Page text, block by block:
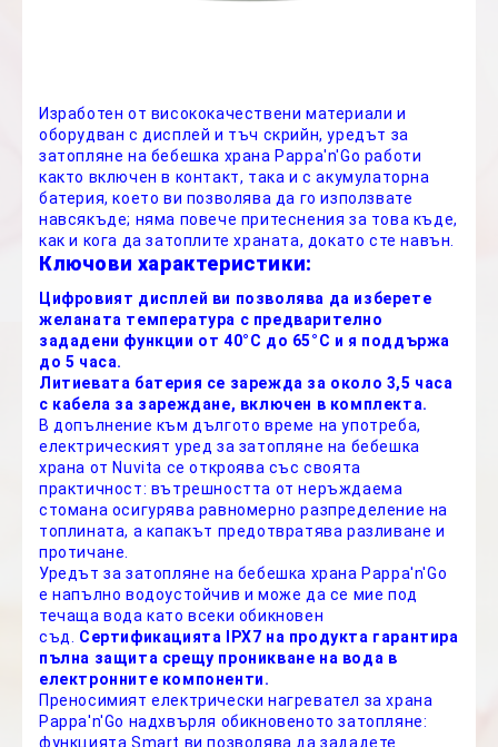
Изработен от висококачествени материали и
оборудван с дисплей и тъч скрийн, уредът за
затопляне на бебешка храна Pappa'n'Go работи
както включен в контакт, така и с акумулаторна
батерия, което ви позволява да го използвате
навсякъде; няма повече притеснения за това къде,
как и кога да затоплите храната, докато сте навън.
Ключови характеристики:
Цифровият дисплей ви позволява да изберете
желаната температура с предварително
зададени функции от 40°C до 65°C и я поддържа
до 5 часа.
Литиевата батерия се зарежда за около 3,5 часа
с кабела за зареждане, включен в комплекта.
В допълнение към дългото време на употреба,
електрическият уред за затопляне на бебешка
храна от Nuvita се откроява със своята
практичност: вътрешността от неръждаема
стомана осигурява равномерно разпределение на
топлината, а капакът предотвратява разливане и
протичане.
Уредът за затопляне на бебешка храна Pappa'n'Go
е напълно водоустойчив и може да се мие под
течаща вода като всеки обикновен
съд. Сертификацията IPX7 на продукта гарантира
пълна защита срещу проникване на вода в
електронните компоненти.
Преносимият електрически нагревател за храна
Pappa'n'Go надхвърля обикновеното затопляне:
функцията Smart ви позволява да зададете